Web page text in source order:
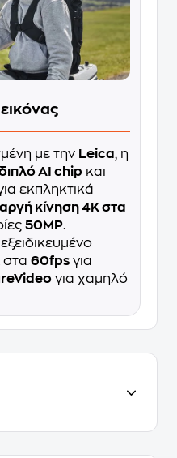
με την Leica, η
AI chip και
εκπληκτικά
αργή κίνηση 4K στα
50MP.
στα 60fps για
για χαμηλό